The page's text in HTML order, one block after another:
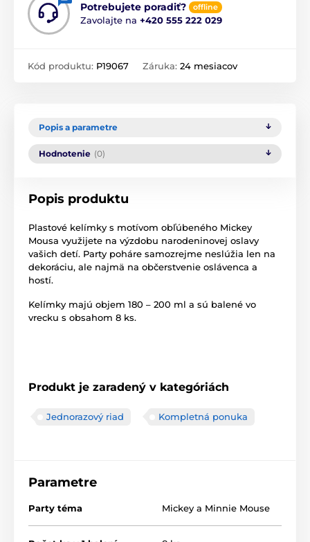
Potrebujete poradiť? offline
Zavolajte na +420 555 222 029
Kód produktu: P19067 Záruka: 24 mesiacov
Popis a parametre
Hodnotenie (0)
Popis produktu
Plastové kelímky s motívom obľúbeného Mickey
Mousa využijete na výzdobu narodeninovej oslavy
vašich detí. Party poháre samozrejme neslúžia len na
dekoráciu, ale najmä na občerstvenie oslávenca a
hostí.
Kelímky majú objem 180 – 200 ml a sú balené vo
vrecku s obsahom 8 ks.
Produkt je zaradený v kategóriách
Jednorazový riad Kompletná ponuka
Parametre
Party téma Mickey a Minnie Mouse